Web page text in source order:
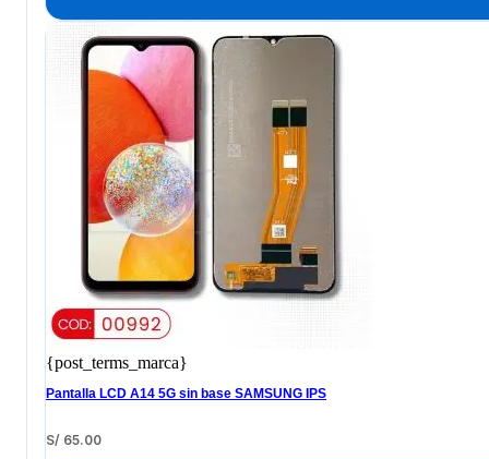
{post_terms_marca}
Pantalla LCD A14 5G sin base SAMSUNG IPS
S/ 65.00